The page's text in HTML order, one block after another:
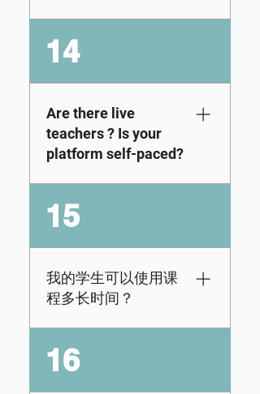
based on your
student's grade level.
We also continue to
add new lessons and
activities over time.
Common Core State
Standards (CCSS)
for Mathematics.
Through KidVestors,
students don’t just
learn the
fundamentals of
money management,
they also apply real-
world math skills like
ratios, percentages,
exploring investing
across multiple asset
No downloads
needed! The
based accessible in
the classroom, at
home, in summer
with internet access
across devices.
14
Are there live
teachers ? Is your
platform self-paced?
We don’t use live
teachers. However,
at whatever speed
works best for them,
provided ready-to-go
lesson plans ,
15
我的学生可以使用课
程多长时间？
选择我们的年度订
阅，可以访问我们一
16